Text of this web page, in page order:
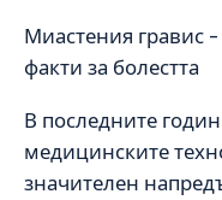
Миастения гравис
факти за болестта
В последните
медицинските
значителен